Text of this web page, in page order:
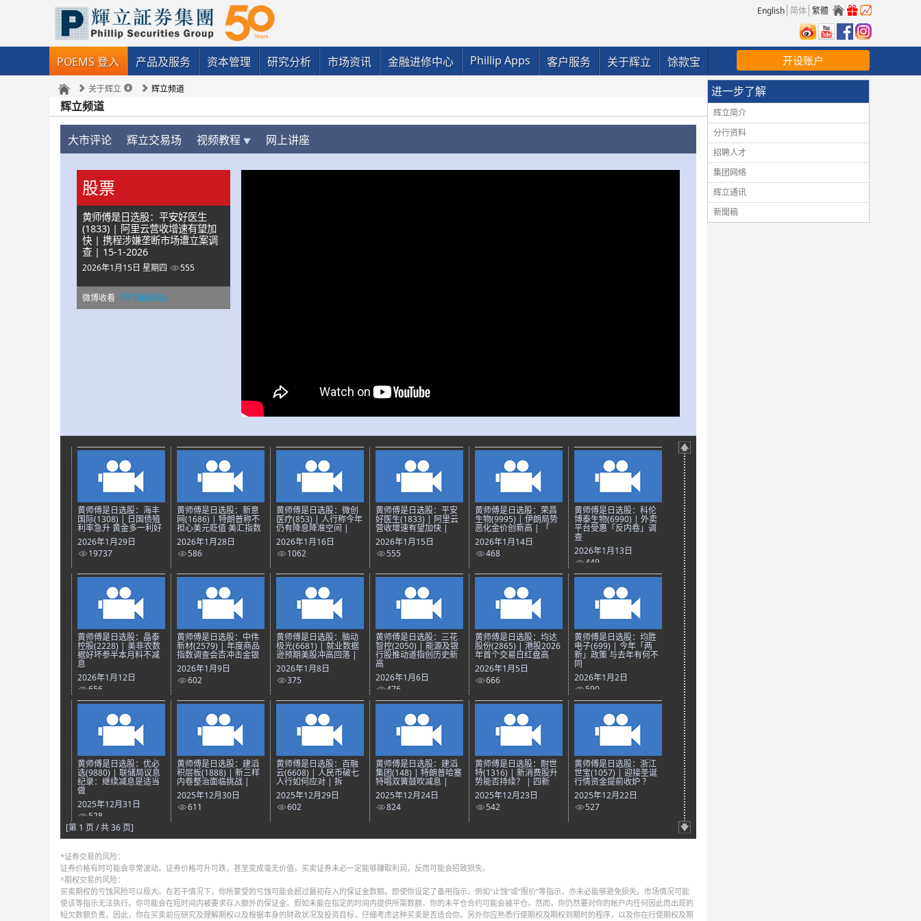
English 简体 繁體
POEMS 登入 产品及服务 资本管理 研究分析 市场资讯 金融进修中心 Phillip Apps 客户服务 关于辉立 馀款宝 开设账户
关于辉立 辉立频道
辉立频道
大市评论 辉立交易场 视频教程 网上讲座
股票
黄师傅是日选股：平安好医生
(1833) | 阿里云营收增速有望加
快 | 携程涉嫌垄断市场遭立案调
查 | 15-1-2026
2026年1月15日 星期四 555
微博收看 「开市起跑线」
黄师傅是日选股：海丰
国际(1308) | 日国债殖
利率急升 黄金多一利好
2026年1月29日
19737
黄师傅是日选股：新意
网(1686) | 特朗普称不
担心美元贬值 美汇指数
2026年1月28日
586
黄师傅是日选股：微创
医疗(853) | 人行称今年
仍有降息降准空间 |
2026年1月16日
1062
黄师傅是日选股：平安
好医生(1833) | 阿里云
营收增速有望加快 |
2026年1月15日
555
黄师傅是日选股：荣昌
生物(9995) | 伊朗局势
恶化金价创新高 | 「
2026年1月14日
468
黄师傅是日选股：科伦
博泰生物(6990) | 外卖
平台受惠「反内卷」调
查
2026年1月13日
449
黄师傅是日选股：晶泰
控股(2228) | 美非农数
据好坏参半本月料不减
息
2026年1月12日
656
黄师傅是日选股：中伟
新材(2579) | 年度商品
指数调查会否冲击金银
2026年1月9日
602
黄师傅是日选股：脑动
极光(6681) | 就业数据
逊预期美股冲高回落 |
2026年1月8日
375
黄师傅是日选股：三花
智控(2050) | 能源及银
行股推动道指创历史新
高
2026年1月6日
476
黄师傅是日选股：均达
股份(2865) | 港股2026
年首个交易日红盘高
2026年1月5日
666
黄师傅是日选股：均胜
电子(699) | 今年「两
新」政策 与去年有何不
同
2026年1月2日
590
黄师傅是日选股：优必
选(9880) | 联储局议息
纪录：继续减息是适当
做
2025年12月31日
528
黄师傅是日选股：建滔
积层板(1888) | 新三样
内卷整治面临挑战 |
2025年12月30日
611
黄师傅是日选股：百融
云(6608) | 人民币破七
人行如何应对 | 拆
2025年12月29日
602
黄师傅是日选股：建滔
集团(148) | 特朗普哈塞
特唱双簧鼓吹减息 |
2025年12月24日
824
黄师傅是日选股：耐世
特(1316) | 新消费股升
势能否持续？ | 四新
2025年12月23日
542
黄师傅是日选股：浙江
世宝(1057) | 迎接圣诞
行情资金提前收炉 ？
2025年12月22日
527
[第 1 页 / 共 36 页]
*证券交易的风险：
证券价格有时可能会非常波动。证券价格可升可跌，甚至变成毫无价值。买卖证券未必一定能够赚取利润，反而可能会招致损失。
^期权交易的风险：
买卖期权的亏蚀风险可以极大。在若干情况下，你所蒙受的亏蚀可能会超过最初存入的保证金数额。即使你设定了备用指示，例如“止蚀”或“限价”等指示，亦未必能够避免损失。市场情况可能
使该等指示无法执行。你可能会在短时间内被要求存入额外的保证金。假如未能在指定的时间内提供所需数额，你的未平仓合约可能会被平仓。然而，你仍然要对你的帐户内任何因此而出现的
短欠数额负责。因此，你在买卖前应研究及理解期权以及根据本身的财政状况及投资目标，仔细考虑这种买卖是否适合你。另外你应熟悉行使期权及期权到期时的程序，以及你在行使期权及期
进一步了解
辉立简介
分行资料
招聘人才
集团网络
辉立通讯
新聞稿